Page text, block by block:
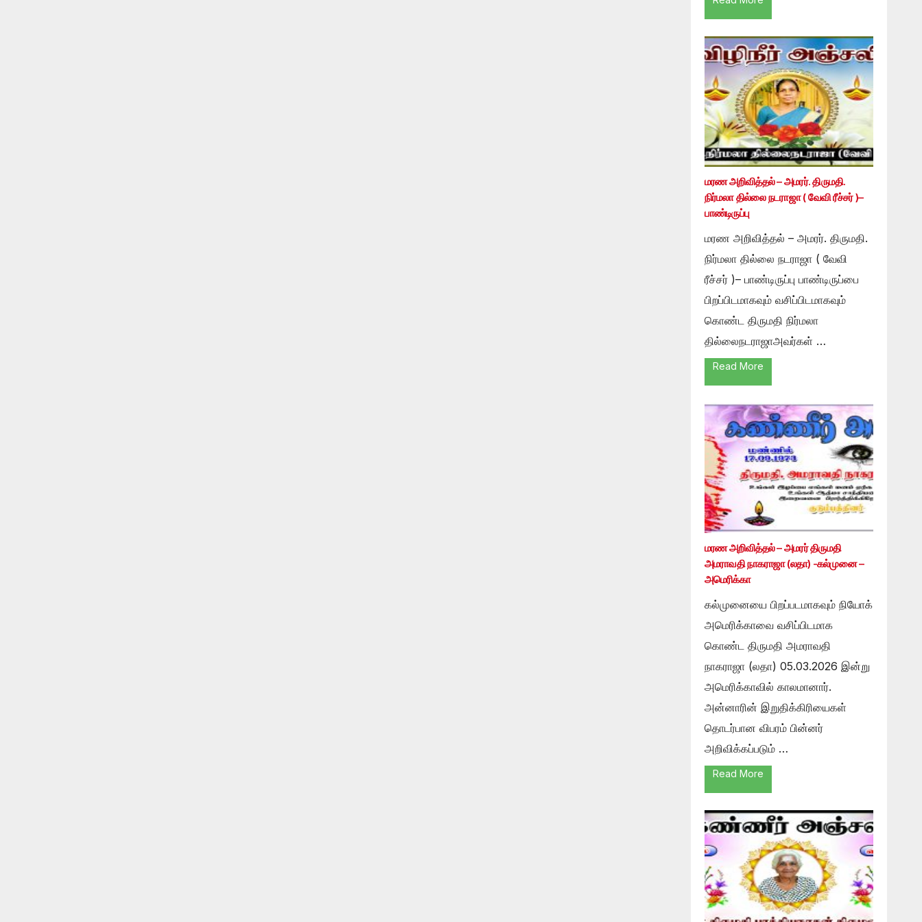
மரண அறிவித்தல் – அமரர். திருமதி.
நிர்மலா தில்லை நடராஜா ( வேவி ரீச்சர் )–
பாண்டிருப்பு
மரண அறிவித்தல் – அமரர். திருமதி.
நிர்மலா தில்லை நடராஜா ( வேவி
ரீச்சர் )– பாண்டிருப்பு பாண்டிருப்பை
பிறப்பிடமாகவும் வசிப்பிடமாகவும்
கொண்ட திருமதி நிர்மலா
தில்லைநடராஜாஅவர்கள் …
Read More
மரண அறிவித்தல் – அமரர் திருமதி
அமராவதி நாகராஜா (லதா) -கல்முனை –
அமெரிக்கா
கல்முனையை பிறப்படமாகவும் நியோக்
அமெரிக்காவை வசிப்பிடமாக
கொண்ட திருமதி அமராவதி
நாகராஜா (லதா) 05.03.2026 இன்று
அமெரிக்காவில் காலமானார்.
அன்னாரின் இறுதிக்கிரியைகள்
தொடர்பான விபரம் பின்னர்
அறிவிக்கப்படும் …
Read More